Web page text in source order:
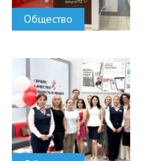
Общество